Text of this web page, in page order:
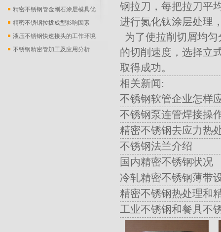
精密不锈钢管金刚石涂层模具优
化..精密不锈钢拉拔成型影响因素
液压不锈钢快速接头的工作环境
不锈钢精密管加工及应用分析
钢拉刀，每把拉刀平
进行氮化钛涂层处理
为了使拉削切屑均
的切削速度，选择立
取得成功。
相关新闻:
不锈钢软管企业怎样
不锈钢泵连管焊接操
精密不锈钢去应力热
不锈钢法兰介绍
国内精密不锈钢状况
冷轧精密不锈钢薄带
精密不锈钢热处理和
工业不锈钢和餐具不